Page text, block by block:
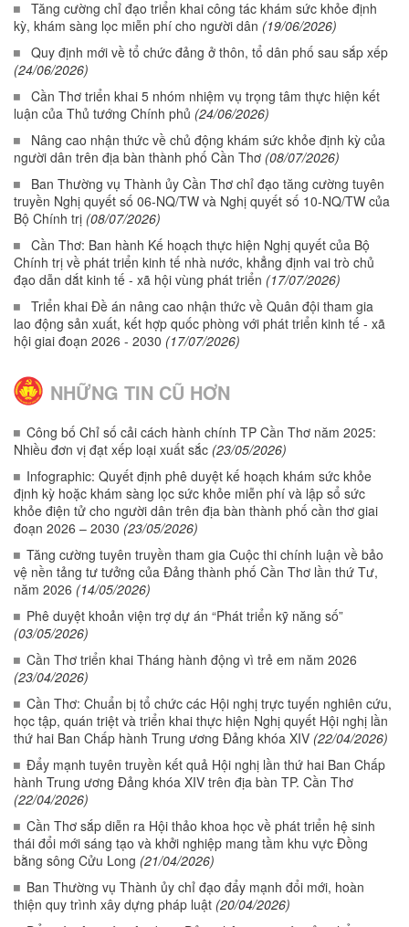
Tăng cường chỉ đạo triển khai công tác khám sức khỏe định
kỳ, khám sàng lọc miễn phí cho người dân (19/06/2026)
Quy định mới về tổ chức đảng ở thôn, tổ dân phố sau sắp xếp
(24/06/2026)
Cần Thơ triển khai 5 nhóm nhiệm vụ trọng tâm thực hiện kết
luận của Thủ tướng Chính phủ (24/06/2026)
Nâng cao nhận thức về chủ động khám sức khỏe định kỳ của
người dân trên địa bàn thành phố Cần Thơ (08/07/2026)
Ban Thường vụ Thành ủy Cần Thơ chỉ đạo tăng cường tuyên
truyền Nghị quyết số 06-NQ/TW và Nghị quyết số 10-NQ/TW của
Bộ Chính trị (08/07/2026)
Cần Thơ: Ban hành Kế hoạch thực hiện Nghị quyết của Bộ
Chính trị về phát triển kinh tế nhà nước, khẳng định vai trò chủ
đạo dẫn dắt kinh tế - xã hội vùng phát triển (17/07/2026)
Triển khai Đề án nâng cao nhận thức về Quân đội tham gia
lao động sản xuất, kết hợp quốc phòng với phát triển kinh tế - xã
hội giai đoạn 2026 - 2030 (17/07/2026)
NHỮNG TIN CŨ HƠN
Công bố Chỉ số cải cách hành chính TP Cần Thơ năm 2025:
Nhiều đơn vị đạt xếp loại xuất sắc (23/05/2026)
Infographic: Quyết định phê duyệt kế hoạch khám sức khỏe
định kỳ hoặc khám sàng lọc sức khỏe miễn phí và lập sổ sức
khỏe điện tử cho người dân trên địa bàn thành phố cần thơ giai
đoạn 2026 – 2030 (23/05/2026)
Tăng cường tuyên truyền tham gia Cuộc thi chính luận về bảo
vệ nền tảng tư tưởng của Đảng thành phố Cần Thơ lần thứ Tư,
năm 2026 (14/05/2026)
Phê duyệt khoản viện trợ dự án “Phát triển kỹ năng số”
(03/05/2026)
Cần Thơ triển khai Tháng hành động vì trẻ em năm 2026
(23/04/2026)
Cần Thơ: Chuẩn bị tổ chức các Hội nghị trực tuyến nghiên cứu,
học tập, quán triệt và triển khai thực hiện Nghị quyết Hội nghị lần
thứ hai Ban Chấp hành Trung ương Đảng khóa XIV (22/04/2026)
Đẩy mạnh tuyên truyền kết quả Hội nghị lần thứ hai Ban Chấp
hành Trung ương Đảng khóa XIV trên địa bàn TP. Cần Thơ
(22/04/2026)
Cần Thơ sắp diễn ra Hội thảo khoa học về phát triển hệ sinh
thái đổi mới sáng tạo và khởi nghiệp mang tầm khu vực Đồng
bằng sông Cửu Long (21/04/2026)
Ban Thường vụ Thành ủy chỉ đạo đẩy mạnh đổi mới, hoàn
thiện quy trình xây dựng pháp luật (20/04/2026)